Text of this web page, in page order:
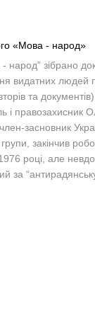
«Мова - народ»
народ” зібрано
видатних людей
та
і правозахисник
засновник
групи, закінчив
році, але
за